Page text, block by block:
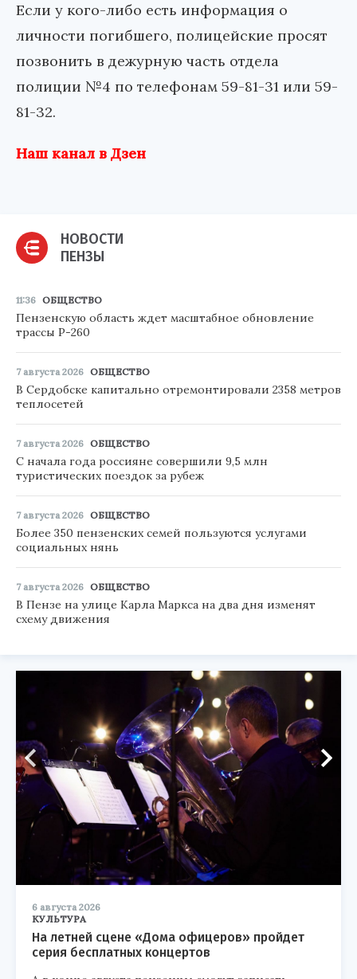
Если у кого-либо есть информация о
личности погибшего, полицейские просят
позвонить в дежурную часть отдела
полиции №4 по телефонам 59-81-31 или 59-
81-32.
Наш канал в Дзен
НОВОСТИ
ПЕНЗЫ
11:36 ОБЩЕСТВО
Пензенскую область ждет масштабное обновление
трассы Р-260
7 августа 2026 ОБЩЕСТВО
В Сердобске капитально отремонтировали 2358 метров
теплосетей
7 августа 2026 ОБЩЕСТВО
С начала года россияне совершили 9,5 млн
туристических поездок за рубеж
7 августа 2026 ОБЩЕСТВО
Более 350 пензенских семей пользуются услугами
социальных нянь
7 августа 2026 ОБЩЕСТВО
В Пензе на улице Карла Маркса на два дня изменят
схему движения
6 августа 2026
КУЛЬТУРА
На летней сцене «Дома офицеров» пройдет
серия бесплатных концертов